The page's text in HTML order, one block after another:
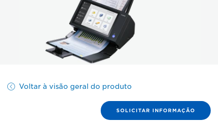
Voltar à visão geral do produto
SOLICITAR INFORMAÇÃO